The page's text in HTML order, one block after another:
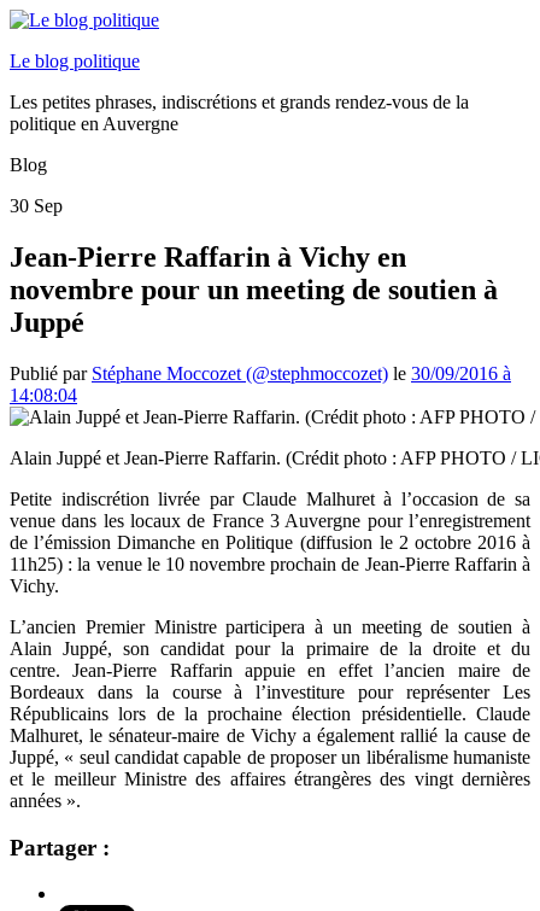
Le blog politique
Les petites phrases, indiscrétions et grands rendez-vous de la
politique en Auvergne
Blog
30 Sep
Jean-Pierre Raffarin à Vichy en
novembre pour un meeting de soutien à
Juppé
Publié par Stéphane Moccozet (@stephmoccozet) le 30/09/2016 à
14:08:04
Alain Juppé et Jean-Pierre Raffarin. (Crédit photo : AFP PHOTO
Petite indiscrétion livrée par Claude Malhuret à l’occasion de sa
venue dans les locaux de France 3 Auvergne pour l’enregistrement
de l’émission Dimanche en Politique (diffusion le 2 octobre 2016 à
11h25) : la venue le 10 novembre prochain de Jean-Pierre Raffarin à
Vichy.
L’ancien Premier Ministre participera à un meeting de soutien à
Alain Juppé, son candidat pour la primaire de la droite et du
centre. Jean-Pierre Raffarin appuie en effet l’ancien maire de
Bordeaux dans la course à l’investiture pour représenter Les
Républicains lors de la prochaine élection présidentielle. Claude
Malhuret, le sénateur-maire de Vichy a également rallié la cause de
Juppé, « seul candidat capable de proposer un libéralisme humaniste
et le meilleur Ministre des affaires étrangères des vingt dernières
années ».
Partager :